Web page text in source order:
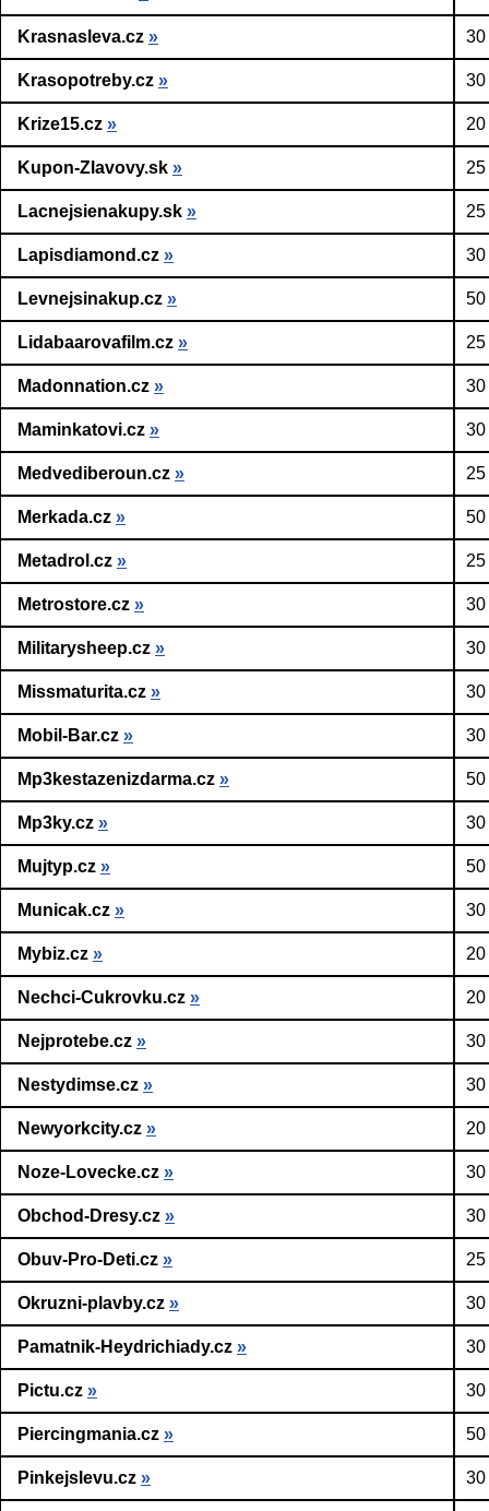
Krasnasleva.cz » 30
Krasopotreby.cz » 30
Krize15.cz »
Kupon-Zlavovy.sk »
Lacnejsienakupy.sk »
Lapisdiamond.cz » 30
Levnejsinakup.cz » 50
Lidabaarovafilm.cz »
Madonnation.cz » 30
Maminkatovi.cz » 30
Medvediberoun.cz »
Merkada.cz » 50
Metadrol.cz »
Metrostore.cz » 30
Militarysheep.cz » 30
Missmaturita.cz » 30
Mobil-Bar.cz » 30
Mp3kestazenizdarma.cz » 50
Mp3ky.cz » 30
Mujtyp.cz » 50
Municak.cz » 30
Mybiz.cz »
Nechci-Cukrovku.cz »
Nejprotebe.cz » 30
Nestydimse.cz » 30
Newyorkcity.cz »
Noze-Lovecke.cz » 30
Obchod-Dresy.cz » 30
Obuv-Pro-Deti.cz »
Okruzni-plavby.cz » 30
Pamatnik-Heydrichiady.cz » 30
Pictu.cz » 30
Piercingmania.cz » 50
Pinkejslevu.cz » 30